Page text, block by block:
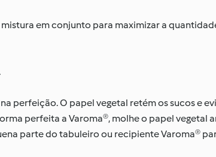
em conjunto para maximizar a
perfeição. O papel vegetal retém os sucos e
perfeita a Varoma®, molhe o papel vegetal
parte do tabuleiro ou recipiente Varoma®